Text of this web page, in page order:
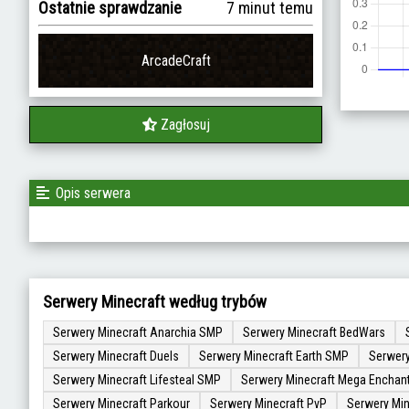
Ostatnie sprawdzanie 7 minut temu
ArcadeCraft
Zagłosuj
Opis serwera
Serwery Minecraft według trybów
Serwery Minecraft Anarchia SMP Serwery Minecraft BedWars
Serwery Minecraft Duels
Serwery Minecraft Earth SMP
Serwery Minecraft Lifesteal SMP
Serwery Minecraft Mega
Serwery Minecraft Parkour
Serwery Minecraft PvP Serwery